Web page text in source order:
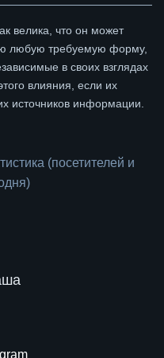
велика, что он может
любую требуемую форму,
в своих взглядах
влияния, если их
источников информации.